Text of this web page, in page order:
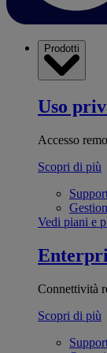
Prodotti
Uso
Accesso
Scopri di più
Vedi piani e
Connettività
Scopri di più